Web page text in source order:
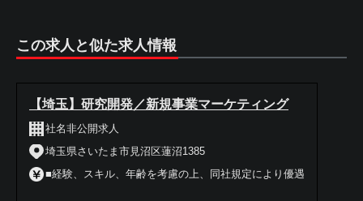
この求人と似た求人情報
【埼玉】研究開発／新規事業マーケティング
社名非公開求人
埼玉県さいたま市見沼区蓮沼1385
■経験、スキル、年齢を考慮の上、同社規定により優遇